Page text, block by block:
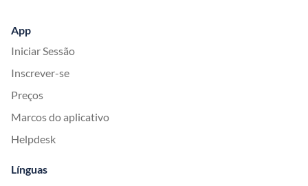
App
Iniciar Sessão
Inscrever-se
Preços
Marcos do aplicativo
Helpdesk
Línguas